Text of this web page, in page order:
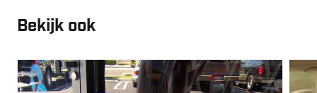
Bekijk ook
Vanaf:€60.80